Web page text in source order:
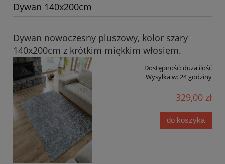
Dywan 140x200cm
Dywan nowoczesny pluszowy, kolor szary
140x200cm z krótkim miękkim włosiem.
Dostępność:duża ilość
Wysyłka w:24 godziny
329,00 zł
do koszyka